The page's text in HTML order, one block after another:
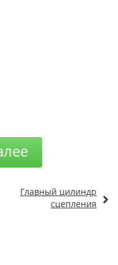
Главный цилиндр
сцепления